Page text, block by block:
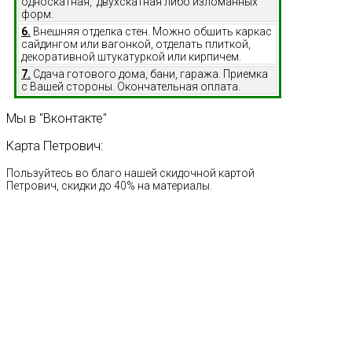
форм.
6. Внешняя отделка стен. Можно обшить каркас
сайдингом или вагонкой, отделать плиткой,
декоративной штукатуркой или кирпичем.
7. Сдача готового дома, бани, гаража. Приемка
с Вашей стороны. Окончательная оплата.
Мы в "Вконтакте"
Карта Петрович:
Пользуйтесь во благо нашей скидочной картой
Петрович, скидки до 40% на материалы.